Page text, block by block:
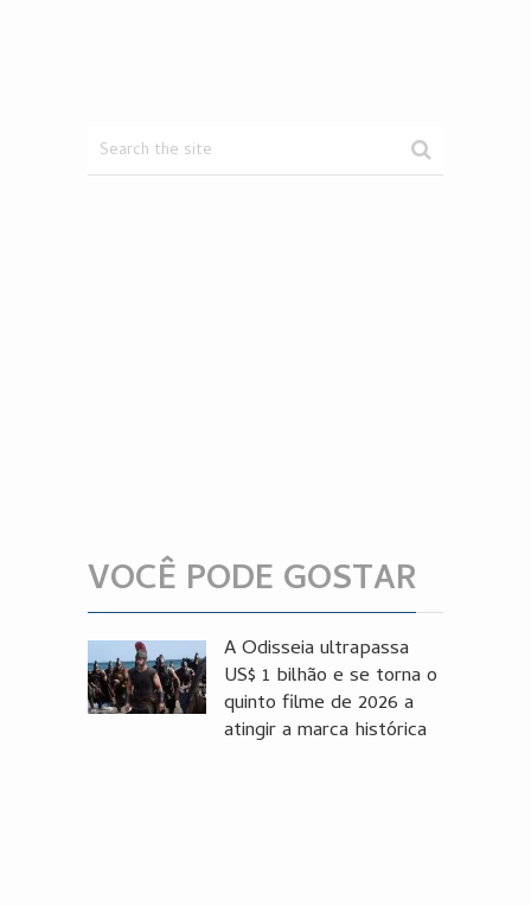
VOCÊ PODE GOSTAR
A Odisseia ultrapassa
US$ 1 bilhão e se torna o
quinto filme de 2026 a
atingir a marca histórica